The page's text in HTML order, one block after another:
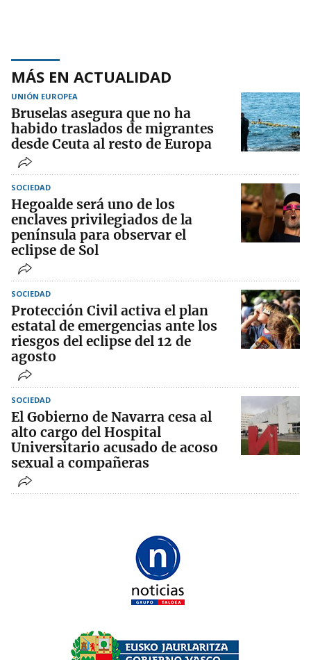
MÁS EN ACTUALIDAD
UNIÓN EUROPEA
Bruselas asegura que no ha
habido traslados de migrantes
desde Ceuta al resto de Europa
SOCIEDAD
Hegoalde será uno de los
enclaves privilegiados de la
península para observar el
eclipse de Sol
SOCIEDAD
Protección Civil activa el plan
estatal de emergencias ante los
riesgos del eclipse del 12 de
agosto
SOCIEDAD
El Gobierno de Navarra cesa al
alto cargo del Hospital
Universitario acusado de acoso
sexual a compañeras